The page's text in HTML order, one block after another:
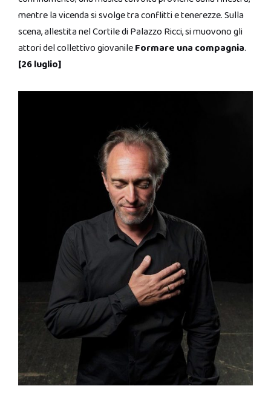
mentre la vicenda si svolge tra conflitti e tenerezze. Sulla
scena, allestita nel Cortile di Palazzo Ricci, si muovono gli
attori del collettivo giovanileFormare una compagnia.
[26 luglio]